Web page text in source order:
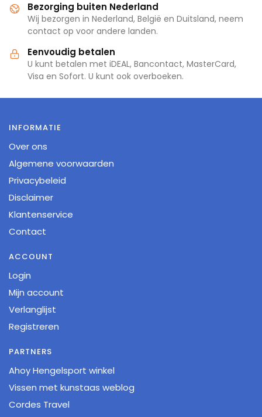
Bezorging buiten Nederland
Wij bezorgen in Nederland, België en Duitsland, neem
contact op voor andere landen.
Eenvoudig betalen
U kunt betalen met iDEAL, Bancontact, MasterCard,
Visa en Sofort. U kunt ook overboeken.
INFORMATIE
Over ons
Algemene voorwaarden
Privacybeleid
Disclaimer
Klantenservice
Contact
ACCOUNT
Login
Mijn account
Verlanglijst
Registreren
PARTNERS
Ahoy Hengelsport winkel
Vissen met kunstaas weblog
Cordes Travel